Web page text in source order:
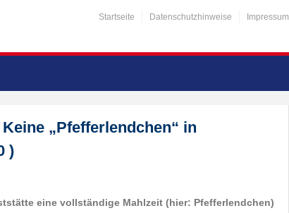
Startseite Datenschutzhinweise Impressum
„Pfefferlendchen“ in
)
eine vollständige Mahlzeit (hier: Pfefferlendchen)